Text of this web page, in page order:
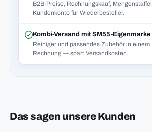
B2B-Preise, Rechnungskauf,
Kundenkonto für Wiederbesteller.
Kombi-Versand mit SM55-Eigenmarke
Reiniger und passendes Zubehör in einem
Rechnung — spart Versandkosten.
Das sagen unsere Kunden